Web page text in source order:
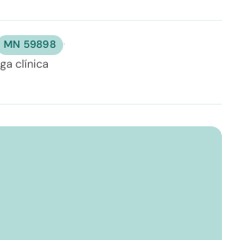
MN 59898 ·
clínica